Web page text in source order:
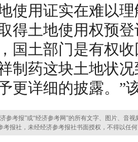
使用证实在难以
得土地使用权预
国土部门是有权
制药这块土地状
更详细的披露。”
考报”或“经济参考网”的所有文字、图片、音视
考报社，未经经济参考报社书面授权，不得以任